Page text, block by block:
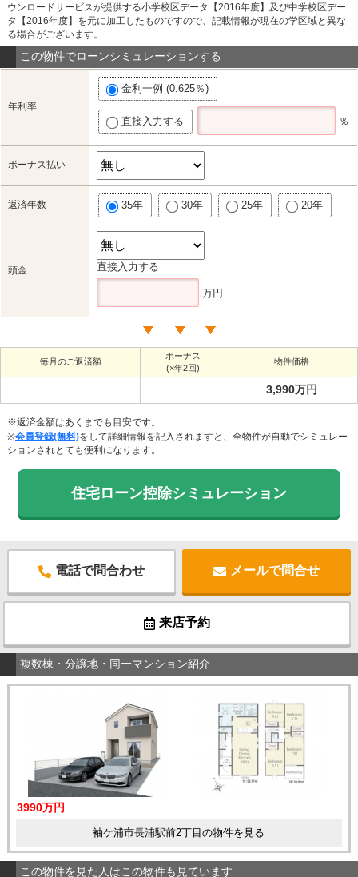
ウンロードサービスが提供する小学校区データ【2016年度】及び中学校区デー
タ【2016年度】を元に加工したものですので、記載情報が現在の学区域と異な
る場合がございます。
この物件でローンシミュレーションする
年利率
金利一例 (0.625％)
直接入力する ％
ボーナス払い
返済年数 35年 30年 25年 20年
頭金 直接入力する
万円
毎月のご返済額
ボーナス
(×年2回)
物件価格
3,990万円
※返済金額はあくまでも目安です。
※会員登録(無料)をして詳細情報を記入されますと、全物件が自動でシミュレー
ションされとても便利になります。
住宅ローン控除シミュレーション
電話で問合わせ メールで問合せ
来店予約
複数棟・分譲地・同一マンション紹介
3990万円
袖ケ浦市長浦駅前2丁目の物件を見る
この物件を見た人はこの物件も見ています